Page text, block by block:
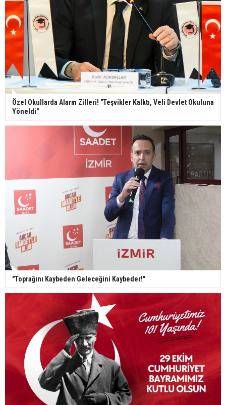
Özel Okullarda Alarm Zilleri! "Teşvikler Kalktı, Veli Devlet Okuluna
Yöneldi"
"Toprağını Kaybeden Geleceğini Kaybeder!"